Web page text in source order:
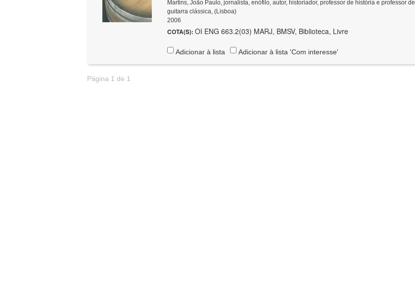
Martins, João Paulo, jornalista, enófilo, autor, historiador, professor de história e professor de
guitarra clássica, (Lisboa)
2006
COTA(S):OI ENG 663.2(03) MARJ, BMSV, Biblioteca, Livre
Adicionar à lista Adicionar à lista 'Com interesse'
Página 1 de 1